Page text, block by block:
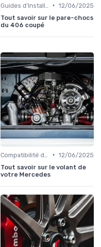
• 12/06/2025
Tout savoir sur le pare-chocs
du 406 coupé
• 12/06/2025
Tout savoir sur le volant de
votre Mercedes